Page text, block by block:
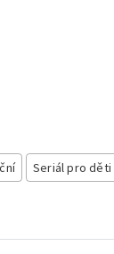
Seriál pro děti